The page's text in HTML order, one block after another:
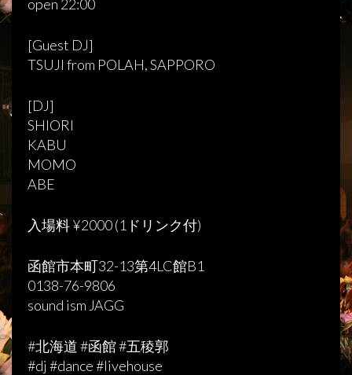
open 22:00
[Guest DJ]
TSUJI from POLAH, SAPPORO
[DJ]
SHIORI
KABU
MOMO
ABE
入場料 ¥2000 (1ドリンク付)
函館市本町32-13第4LC館B1
0138-76-9806
sound ism JAGG
#北海道 #函館 #五稜郭
#dj #dance #livehouse